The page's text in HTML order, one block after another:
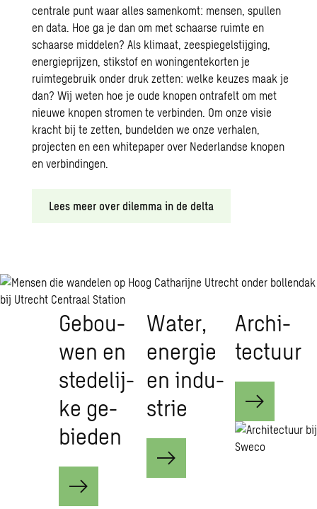
centrale punt waar alles samenkomt: mensen, spullen
en data. Hoe ga je dan om met schaarse ruimte en
schaarse middelen? Als klimaat, zeespiegelstijging,
energieprijzen, stikstof en woningentekorten je
ruimtegebruik onder druk zetten: welke keuzes maak je
dan? Wij weten hoejeoude knopen ontrafelt om met
nieuwe knopen stromenteverbinden. Omonze visie
kracht bij te zetten, bundelden we onze verhalen,
projecten en een whitepaper over Nederlandse knopen
en verbindingen.
Lees meer over dilemma in de delta
Ge­bou­
wen en
ste­de­lij­
ke ge­
bie­den
Water,
ener­gie
en in­du­
strie
Ar­chi­
tec­tuur